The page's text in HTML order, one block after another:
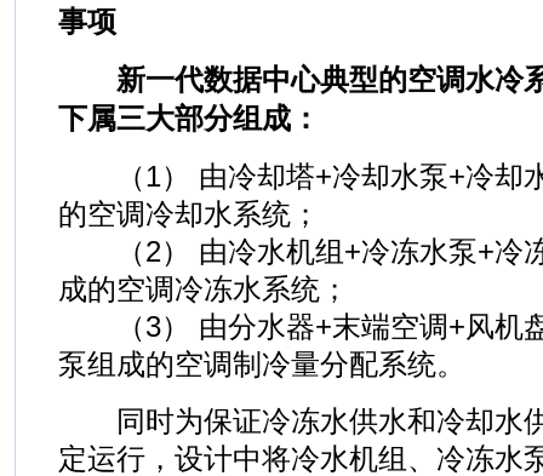
事项
新一代数据中心典型的空调水冷
下属三大部分组成：
（1） 由冷却塔+冷却水泵+冷却
的空调冷却水系统；
（2） 由冷水机组+冷冻水泵+冷
成的空调冷冻水系统；
（3） 由分水器+末端空调+风机
泵组成的空调制冷量分配系统。
同时为保证冷冻水供水和冷却水
定运行，设计中将冷水机组、冷冻水